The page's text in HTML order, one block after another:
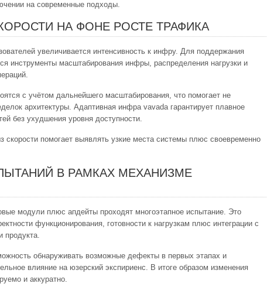
на современные подходы.
НА ФОНЕ РОСТЕ ТРАФИКА
увеличивается интенсивность к инфру. Для поддержания
инструменты масштабирования инфры, распределения нагрузки и
с учётом дальнейшего масштабирования, что помогает не
архитектуры. Адаптивная инфра vavada гарантирует плавное
без ухудшения уровня доступности.
скорости помогает выявлять узкие места системы плюс своевременно
В РАМКАХ МЕХАНИЗМЕ
модули плюс апдейты проходят многоэтапное испытание. Это
функционирования, готовности к нагрузкам плюс интеграции с
продукта.
обнаруживать возможные дефекты в первых этапах и
влияние на юзерский экспириенс. В итоге образом изменения
и аккуратно.